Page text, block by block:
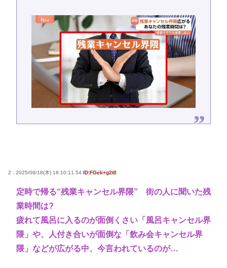
2 : 2025/09/18(木) 18:10:11.54 ID:FGek+g2t0
定時で帰る“残業キャンセル界隈” 街の人に聞いた残
業時間は?
疲れて風呂に入るのが面倒くさい「風呂キャンセル界
隈」や、人付き合いが面倒な「飲み会キャンセル界
隈」などが広がる中、今言われているのが…